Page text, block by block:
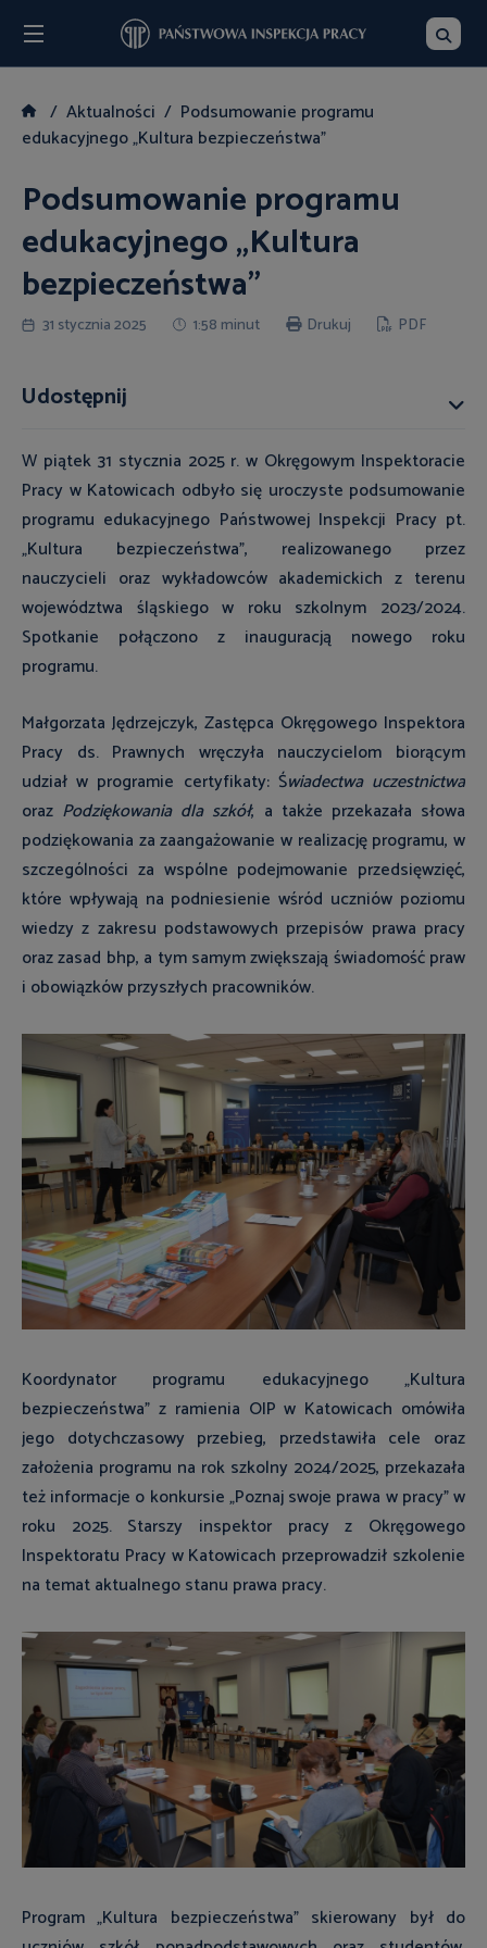
Aktualności
Podsumowanie programu
edukacyjnego „Kultura bezpieczeństwa”
Podsumowanie programu
edukacyjnego „Kultura
bezpieczeństwa”
31 stycznia 2025 1:58 minut Drukuj PDF
W piątek 31 stycznia 2025 r. w Okręgowym Inspektoracie
Pracy w Katowicach odbyło się uroczyste podsumowanie
programu edukacyjnego Państwowej Inspekcji Pracy pt.
„Kultura bezpieczeństwa”, realizowanego przez
nauczycieli oraz wykładowców akademickich z terenu
województwa śląskiego w roku szkolnym 2023/2024.
Spotkanie połączono z inauguracją nowego roku
programu.
Małgorzata Jędrzejczyk, Zastępca Okręgowego Inspektora
Pracy ds. Prawnych wręczyła nauczycielom biorącym
udział w programie certyfikaty: Świadectwa uczestnictwa
oraz Podziękowania dla szkół, a także przekazała słowa
podziękowania za zaangażowanie w realizację programu, w
szczególności za wspólne podejmowanie przedsięwzięć,
które wpływają na podniesienie wśród uczniów poziomu
wiedzy z zakresu podstawowych przepisów prawa pracy
oraz zasad bhp, a tym samym zwiększają świadomość praw
i obowiązków przyszłych pracowników.
Koordynator programu edukacyjnego „Kultura
bezpieczeństwa” z ramienia OIP w Katowicach omówiła
jego dotychczasowy przebieg, przedstawiła cele oraz
założenia programu na rok szkolny 2024/2025, przekazała
też informacje o konkursie „Poznaj swoje prawa w pracy” w
roku 2025. Starszy inspektor pracy z Okręgowego
Inspektoratu Pracy w Katowicach przeprowadził szkolenie
na temat aktualnego stanu prawa pracy.
Program „Kultura bezpieczeństwa” skierowany był do
Udostępnij
Szukaj